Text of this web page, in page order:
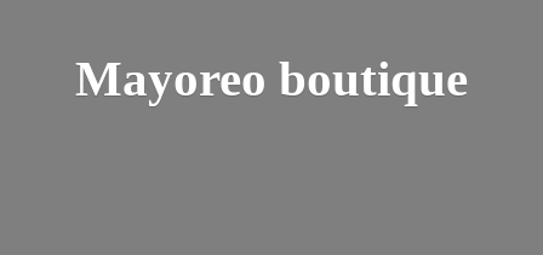
Mayoreo boutique